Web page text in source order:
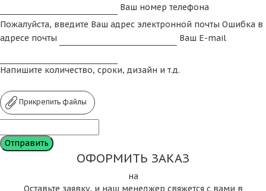
Ваш номер телефона
Пожалуйста, введите Ваш адрес электронной почты Ошибка в
адресе почты
Ваш E-mail
Напишите количество, сроки, дизайн и т.д.
Прикрепить файлы
ОФОРМИТЬ ЗАКАЗ
на
Оставьте заявку, и наш менеджер свяжется с вами в